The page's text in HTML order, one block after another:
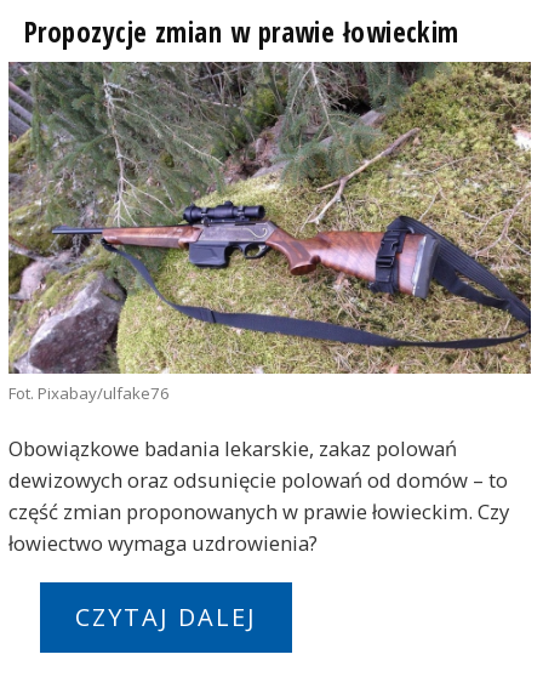
Propozycje zmian w prawie łowieckim
Fot. Pixabay/ulfake76
Obowiązkowe badania lekarskie, zakaz polowań
dewizowych oraz odsunięcie polowań od domów – to
część zmian proponowanych w prawie łowieckim. Czy
łowiectwo wymaga uzdrowienia?
CZYTAJ DALEJ